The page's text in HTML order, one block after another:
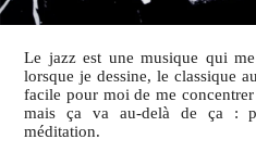
Le jazz est une musique qui
lorsque je dessine, le classique
facile pour moi de me
mais ça va au-delà de ça :
méditation.